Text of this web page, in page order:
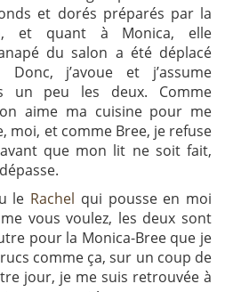
et dorés préparés par la
et quant à Monica, elle
du salon a été déplacé
Donc, j’avoue et j’assume
un peu les deux. Comme
aime ma cuisine pour me
moi, et comme Bree, je refuse
que mon lit ne soit fait,
le Rachel qui pousse en moi
vous voulez, les deux sont
pour la Monica-Bree que je
comme ça, sur un coup de
jour, je me suis retrouvée à